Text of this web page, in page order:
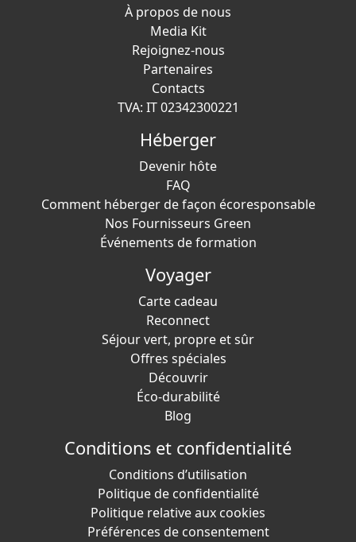
À propos de nous
Media Kit
Rejoignez-nous
Partenaires
Contacts
TVA: IT 02342300221
Héberger
Devenir hôte
FAQ
Comment héberger de façon écoresponsable
Nos Fournisseurs Green
Événements de formation
Voyager
Carte cadeau
Reconnect
Séjour vert, propre et sûr
Offres spéciales
Découvrir
Éco-durabilité
Blog
Conditions et confidentialité
Conditions d’utilisation
Politique de confidentialité
Politique relative aux cookies
Préférences de consentement